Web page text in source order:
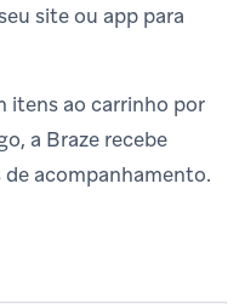
site ou app para
itens ao carrinho por
a Braze recebe
acompanhamento.